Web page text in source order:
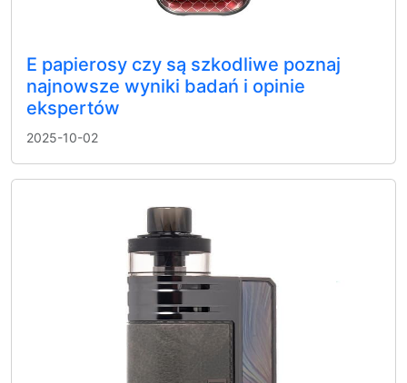
E papierosy czy są szkodliwe poznaj
najnowsze wyniki badań i opinie
ekspertów
2025-10-02